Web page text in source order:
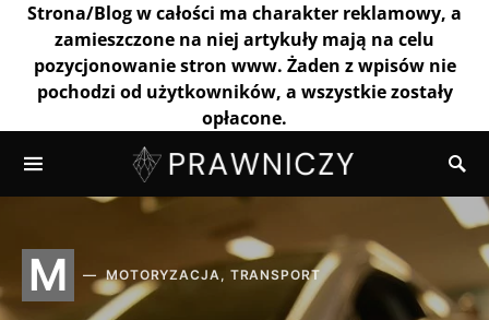
Strona/Blog w całości ma charakter reklamowy, a
zamieszczone na niej artykuły mają na celu
pozycjonowanie stron www. Żaden z wpisów nie
pochodzi od użytkowników, a wszystkie zostały
opłacone.
M MOTORYZACJA, TRANSPORT